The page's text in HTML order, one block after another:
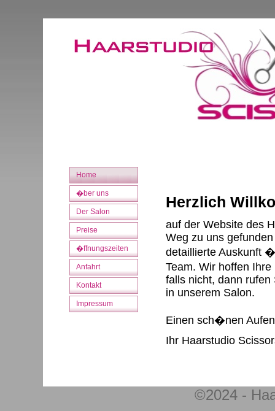
Home
�ber uns
Der Salon
Preise
�ffnungszeiten
Anfahrt
Kontakt
Impressum
Herzlich
auf der Website des
Weg zu uns
detaillierte Auskunft
Team. Wir hoffen
falls nicht, dann
in unserem Salon.
Einen sch�nen
Ihr Haarstudio
©2024 -